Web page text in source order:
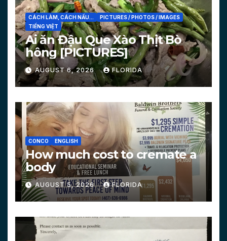
CÁCH LÀM, CÁCH NẤU...
PICTURES / PHOTOS / IMAGES
TIẾNG VIỆT
Ai ăn Đậu Que Xào Thịt Bò
hông [PICTURES]
AUGUST 6, 2026 FLORIDA
CONCO ENGLISH
How much cost to cremate a
body
AUGUST 5, 2026 FLORIDA